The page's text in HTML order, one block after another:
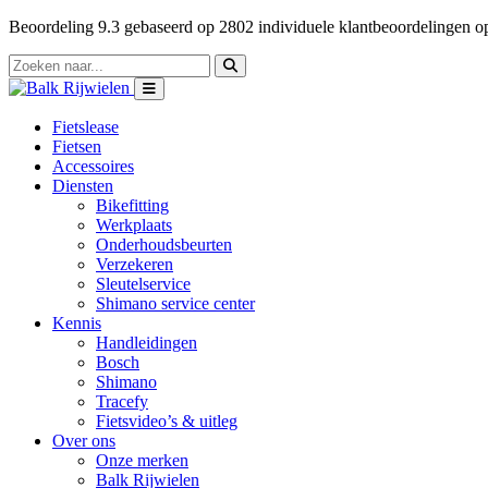
Beoordeling 9.3 gebaseerd op 2802 individuele klantbeoordelingen
Fietslease
Fietsen
Accessoires
Diensten
Bikefitting
Werkplaats
Onderhoudsbeurten
Verzekeren
Sleutelservice
Shimano service center
Kennis
Handleidingen
Bosch
Shimano
Tracefy
Fietsvideo’s & uitleg
Over ons
Onze merken
Balk Rijwielen